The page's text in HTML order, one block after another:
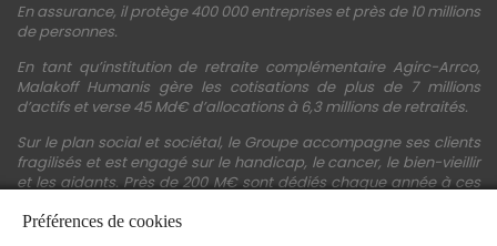
En assurance, il protège 400 000 entreprises et près de 10 millions
de personnes.
En tant qu’institution de retraite complémentaire Agirc-Arrco,
Malakoff Humanis gère les cotisations de plus de 7 millions
d’actifs et verse 45 Md€ d’allocations à 6,3 millions de retraités.
Sur le plan social et sociétal, le Groupe accompagne ses clients
fragilisés et est engagé sur le handicap, le cancer, le bien-vieillir
et les aidants. Près de 200 M€ sont dédiés chaque année à ces
Préférences de cookies